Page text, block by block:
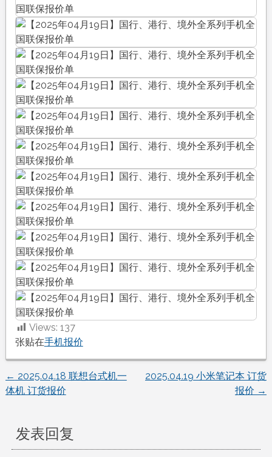
Views: 137
张贴在手机报价
文
导
← 2025.04.18 联想台式机一
体机 订货报价
2025.04.19 小米笔记本 订货
报价 →
发表回复